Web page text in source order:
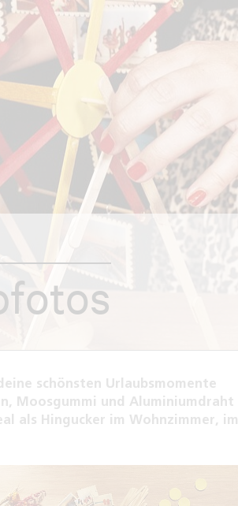
schönsten Urlaubsmomente
Moosgummi und Aluminiumdraht
als Hingucker im Wohnzimmer, im